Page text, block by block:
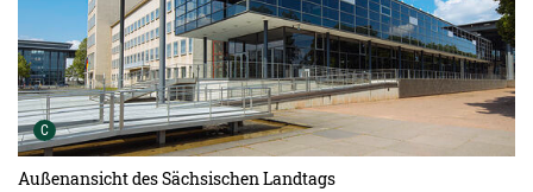
C Urheber der Grafik:
Außenansicht des Sächsischen Landtags